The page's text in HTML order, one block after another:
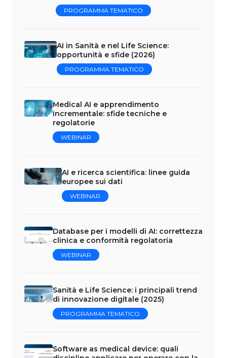
PROGRAMMA TEMATICO
AI in Sanità e nel Life Science:
opportunità e sfide (2026)
PROGRAMMA TEMATICO
Medical AI e apprendimento
incrementale: sfide tecniche e
regolatorie
WEBINAR
AI e ricerca scientifica: linee guida
europee sui dati
WEBINAR
Database per i modelli di AI: correttezza
clinica e conformità regolatoria
WEBINAR
Sanità e Life Science: i principali trend
di innovazione digitale (2025)
PROGRAMMA TEMATICO
Software as medical device: quali